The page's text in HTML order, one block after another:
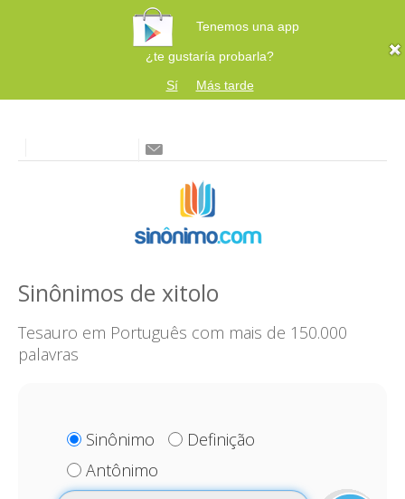
Tenemos una app
¿te gustaría probarla?
Sí
Más tarde
Sinônimos de xitolo
Tesauro em Português com mais de 150.000
palavras
Sinônimo
Definição
Antônimo